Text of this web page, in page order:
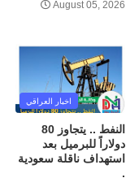
August 05, 2026
اخبار العراقي
النفط .. يتجاوز 80
دولاراً للبرميل بعد
استهداف ناقلة سعودية
.